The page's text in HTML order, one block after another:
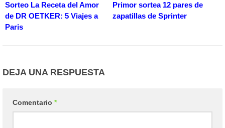
Sorteo La Receta del Amor
de DR OETKER: 5 Viajes a
Paris
Primor sortea 12 pares de
zapatillas de Sprinter
DEJA UNA RESPUESTA
Comentario *